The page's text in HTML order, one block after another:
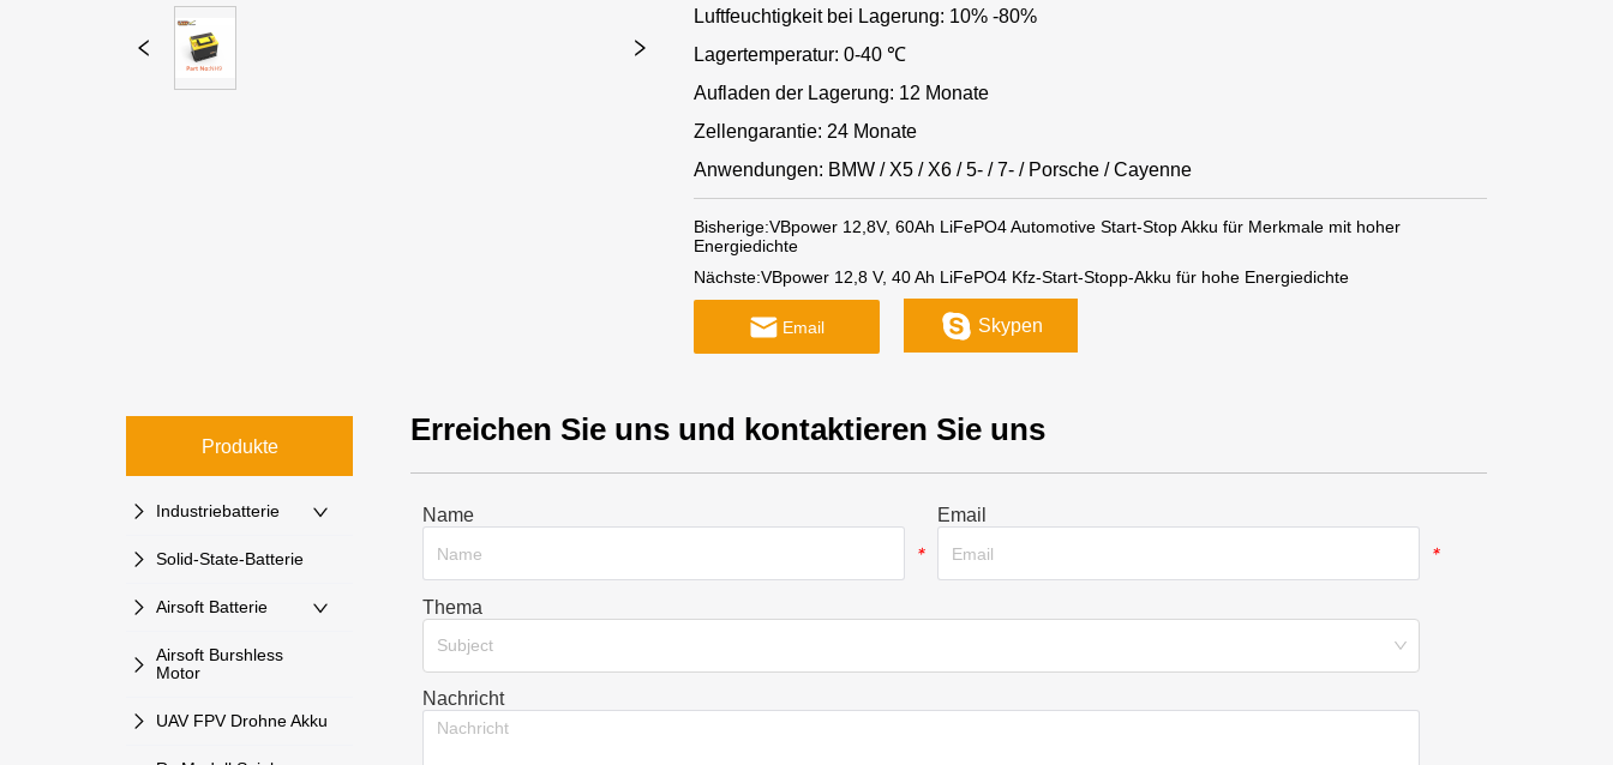
Luftfeuchtigkeit bei Lagerung: 10% -80%
Lagertemperatur: 0-40 ℃
Aufladen der Lagerung: 12 Monate
Zellengarantie: 24 Monate
Anwendungen: BMW / X5 / X6 / 5- / 7- / Porsche / Cayenne
Bisherige:VBpower 12,8V, 60Ah LiFePO4 Automotive Start-Stop Akku für Merkmale mit hoher
Energiedichte
Nächste:VBpower 12,8 V, 40 Ah LiFePO4 Kfz-Start-Stopp-Akku für hohe Energiedichte
Email Skypen
Produkte
Industriebatterie
Solid-State-Batterie
Airsoft Batterie
Airsoft Burshless
Motor
UAV FPV Drohne Akku
Erreichen Sie uns und kontaktieren Sie uns
Name
*
Email
*
Thema
Subject
Nachricht